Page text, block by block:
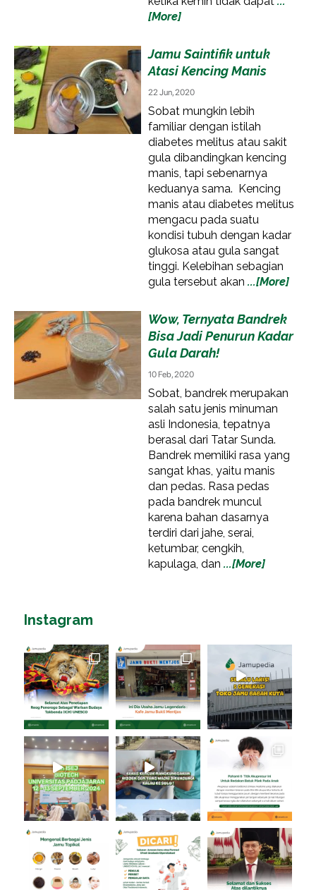
[More]
Jamu Saintifik untuk
Atasi Kencing Manis
22 Jun, 2020
Sobat mungkin lebih
familiar dengan istilah
diabetes melitus atau sakit
gula dibandingkan kencing
manis, tapi sebenarnya
keduanya sama. Kencing
manis atau diabetes melitus
mengacu pada suatu
kondisi tubuh dengan kadar
glukosa atau gula sangat
tinggi. Kelebihan sebagian
gula tersebut akan ...[More]
Wow, Ternyata Bandrek
Bisa Jadi Penurun Kadar
Gula Darah!
10 Feb, 2020
Sobat, bandrek merupakan
salah satu jenis minuman
asli Indonesia, tepatnya
berasal dari Tatar Sunda.
Bandrek memiliki rasa yang
sangat khas, yaitu manis
dan pedas. Rasa pedas
pada bandrek muncul
karena bahan dasarnya
terdiri dari jahe, serai,
ketumbar, cengkih,
kapulaga, dan ...[More]
Instagram